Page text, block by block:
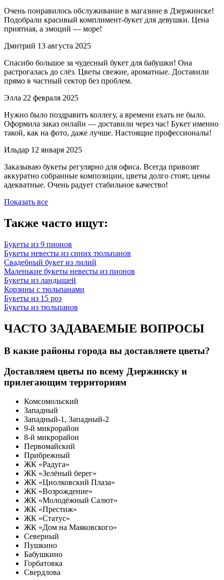
Очень понравилось обслуживание в магазине в Дзержинске!
Подобрали красивый комплимент-букет для девушки. Цена
приятная, а эмоций — море!
Дмитрий 13 августа 2025
Спасибо большое за чудесный букет для бабушки! Она
растрогалась до слёз. Цветы свежие, ароматные. Доставили
прямо в частный сектор без проблем.
Элла 22 февраля 2025
Нужно было поздравить коллегу, а времени ехать не было.
Оформила заказ онлайн — доставили через час! Букет именно
такой, как на фото, даже лучше. Настоящие профессионалы!
Ильдар 12 января 2025
Заказываю букеты регулярно для офиса. Всегда привозят
аккуратно собранные композиции, цветы долго стоят, цены
адекватные. Очень радует стабильное качество!
Показать все
Также часто ищут:
Букеты из 9 пионов
Букеты невесты из синих тюльпанов
Свадебный букет из лилий
Маленькие букеты невесты из пионов
Букеты из ландышей
Корзины с тюльпанами
Букеты из 15 роз
Букеты из тюльпанов
ЧАСТО ЗАДАВАЕМЫЕ ВОПРОСЫ
В какие районы города вы доставляете цветы?
Доставляем цветы по всему Дзержинску и
прилегающим территориям
Комсомольский
Западный
Западный-1, Западный-2
9-й микрорайон
8-й микрорайон
Первомайский
Прибрежный
ЖК «Радуга»
ЖК «Зелёный берег»
ЖК «Циолковский Плаза»
ЖК «Возрождение»
ЖК «Молодёжный Салют»
ЖК «Престиж»
ЖК «Статус»
ЖК «Дом на Маяковского»
Северный
Пушкино
Бабушкино
Горбатовка
Свердлова